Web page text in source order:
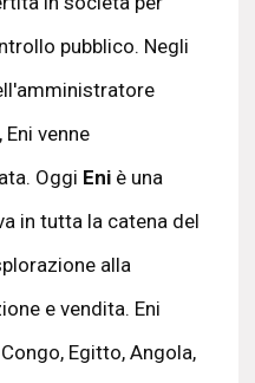
pubblico. Negli
venne
Oggi Eni è una
in tutta la catena del
alla
e vendita. Eni
Egitto, Angola,